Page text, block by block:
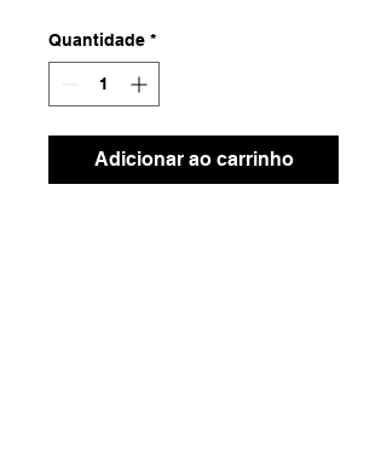
Quantidade *
Adicionar ao carrinho